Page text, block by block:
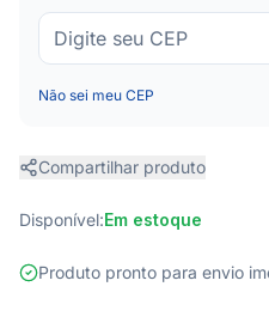
Não sei meu CEP
Compartilhar produto
Disponível:Em estoque
Produto pronto para envio